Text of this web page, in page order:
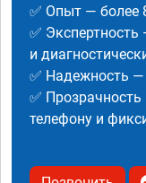
✅ Опыт — более
✅
и
✅ Надежность —
✅
телефону и